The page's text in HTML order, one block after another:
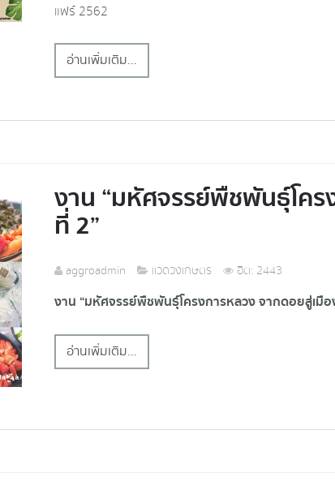
แฟร์ 2562
อ่านเพิ่มเติม...
งาน “มหัศจรรย์พืชพันธุ์โค
ที่ 2”
aggroadmin แวดวงเกษตร ฮิต: 2443
งาน “มหัศจรรย์พืชพันธุ์โครงการหลวง จากดอยสู่เมือ
อ่านเพิ่มเติม...